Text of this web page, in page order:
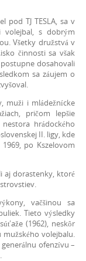
pod TJ TESLA, sa v
volejbal, s dobrým
Všetky družstvá v
činnosti sa však
dosahovali
sa záujem o
muži i mládežnícke
pričom lepšie
hrádockého
II. ligy, kde
po Kszelovom
aj dorastenky, ktoré
vačšinou sa
Tieto výsledky
(1962), neskôr
volejbalu.
ofenzívu –